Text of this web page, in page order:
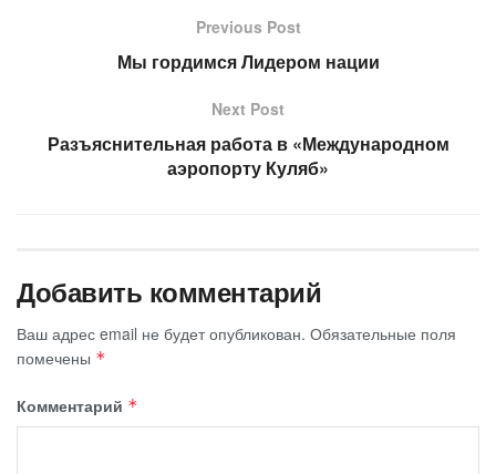
Previous Post
Мы гордимся Лидером нации
Next Post
Разъяснительная работа в «Международном
аэропорту Куляб»
Добавить комментарий
Ваш адрес email не будет опубликован. Обязательные поля
помечены *
Комментарий *